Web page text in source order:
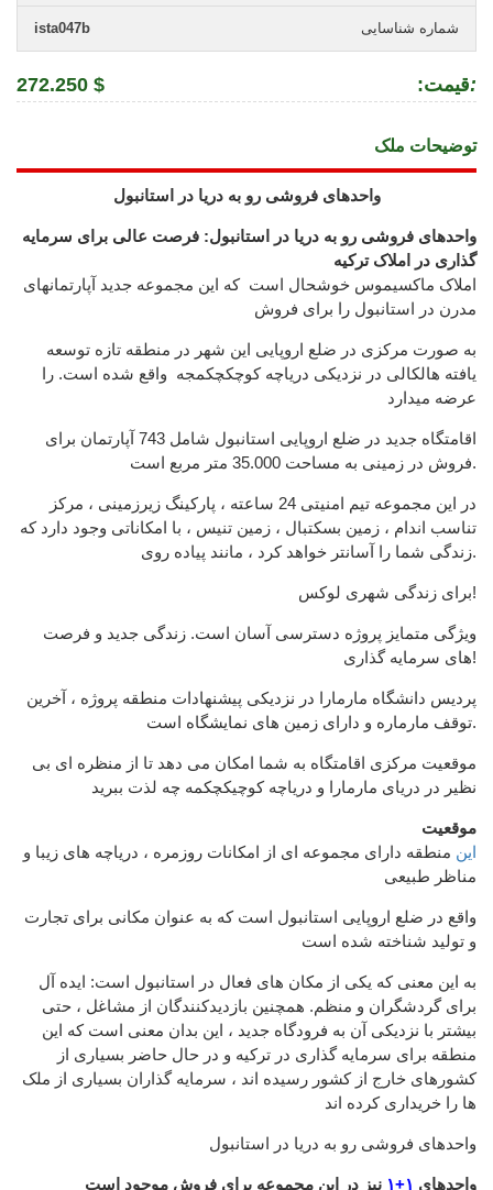
شماره شناسایی ista047b
:قیمت:
272.250 $
توضیحات ملک
واحدهای فروشی رو به دریا در استانبول
واحدهای فروشی رو به دریا در استانبول: فرصت عالی برای سرمایه
گذاری در املاک ترکیه
مدرن در استانبول را برای فروش
به صورت مرکزی در ضلع اروپایی این شهر در منطقه تازه توسعه
یافته هالکالی در نزدیکی دریاچه کوچکچکمجه واقع شده است. را
عرضه میدارد
اقامتگاه جدید در ضلع اروپایی استانبول شامل 743 آپارتمان برای
فروش در زمینی به مساحت 35.000 متر مربع است.
در این مجموعه تیم امنیتی 24 ساعته ، پارکینگ زیرزمینی ، مرکز
تناسب اندام ، زمین بسکتبال ، زمین تنیس ، با امکاناتی وجود دارد که
زندگی شما را آسانتر خواهد کرد ، مانند پیاده روی.
برای زندگی شهری لوکس!
ویژگی متمایز پروژه دسترسی آسان است. زندگی جدید و فرصت
های سرمایه گذاری!
پردیس دانشگاه مارمارا در نزدیکی پیشنهادات منطقه پروژه ، آخرین
توقف مارماره و دارای زمین های نمایشگاه است.
موقعیت مرکزی اقامتگاه به شما امکان می دهد تا از منظره ای بی
نظیر در دریای مارمارا و دریاچه کوچیکچکمه چه لذت ببرید
موقعیت
این منطقه دارای مجموعه ای از امکانات روزمره ، دریاچه های زیبا و
مناظر طبیعی
واقع در ضلع اروپایی استانبول است که به عنوان مکانی برای تجارت
و تولید شناخته شده است
به این معنی که یکی از مکان های فعال در استانبول است: ایده آل
برای گردشگران و منظم. همچنین بازدیدکنندگان از مشاغل ، حتی
بیشتر با نزدیکی آن به فرودگاه جدید ، این بدان معنی است که این
منطقه برای سرمایه گذاری در ترکیه و در حال حاضر بسیاری از
کشورهای خارج از کشور رسیده اند ، سرمایه گذاران بسیاری از ملک
ها را خریداری کرده اند
واحدهای فروشی رو به دریا در استانبول
واحدهای ۱+۱ نیز در این مجموعه برای فروش موجود است